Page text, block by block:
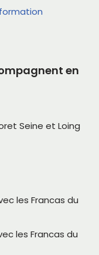
en
Seine et Loing
les Francas du
les Francas du